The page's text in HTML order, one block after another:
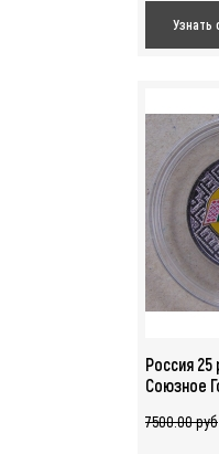
Узнать
Россия
Союзное
UNC. арт.
7500.00 руб